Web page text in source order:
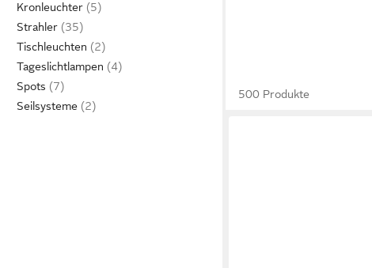
Kronleuchter
Strahler
Tischleuchten
Tageslichtlampen
Spots
Seilsysteme
500 Produkte